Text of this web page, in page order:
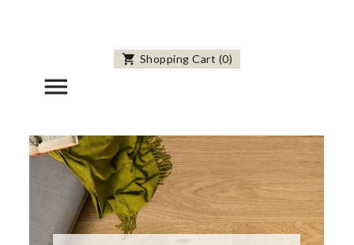
Shopping Cart (0)
shopping_cart
menu